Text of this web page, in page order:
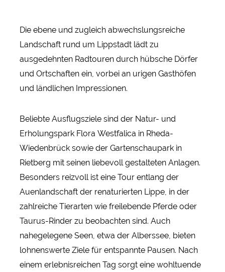
Die ebene und zugleich abwechslungsreiche
Landschaft rund um Lippstadt lädt zu
ausgedehnten Radtouren durch hübsche Dörfer
und Ortschaften ein, vorbei an urigen Gasthöfen
und ländlichen Impressionen.
Beliebte Ausflugsziele sind der Natur- und
Erholungspark Flora Westfalica in Rheda-
Wiedenbrück sowie der Gartenschaupark in
Rietberg mit seinen liebevoll gestalteten Anlagen.
Besonders reizvoll ist eine Tour entlang der
Auenlandschaft der renaturierten Lippe, in der
zahlreiche Tierarten wie freilebende Pferde oder
Taurus-Rinder zu beobachten sind. Auch
nahegelegene Seen, etwa der Alberssee, bieten
lohnenswerte Ziele für entspannte Pausen. Nach
einem erlebnisreichen Tag sorgt eine wohltuende